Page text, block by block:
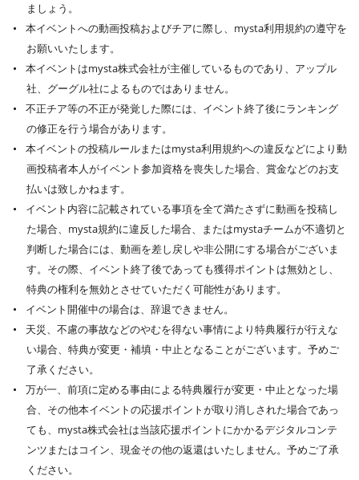
ましょう。
本イベントへの動画投稿およびチアに際し、mysta利用規約の遵守を
お願いいたします。
本イベントはmysta株式会社が主催しているものであり、アップル
社、グーグル社によるものではありません。
不正チア等の不正が発覚した際には、イベント終了後にランキング
の修正を行う場合があります。
本イベントの投稿ルールまたはmysta利用規約への違反などにより動
画投稿者本人がイベント参加資格を喪失した場合、賞金などのお支
払いは致しかねます。
イベント内容に記載されている事項を全て満たさずに動画を投稿し
た場合、mysta規約に違反した場合、またはmystaチームが不適切と
判断した場合には、動画を差し戻しや非公開にする場合がございま
す。その際、イベント終了後であっても獲得ポイントは無効とし、
特典の権利を無効とさせていただく可能性があります。
イベント開催中の場合は、辞退できません。
天災、不慮の事故などのやむを得ない事情により特典履行が行えな
い場合、特典が変更・補填・中止となることがございます。予めご
了承ください。
万が一、前項に定める事由による特典履行が変更・中止となった場
合、その他本イベントの応援ポイントが取り消しされた場合であっ
ても、mysta株式会社は当該応援ポイントにかかるデジタルコンテ
ンツまたはコイン、現金その他の返還はいたしません。予めご了承
ください。